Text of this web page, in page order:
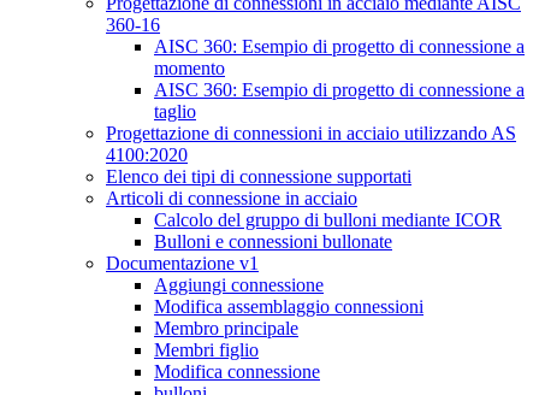
360-16
AISC 360: Esempio di progetto di connessione a
momento
AISC 360: Esempio di progetto di connessione a
taglio
Progettazione di connessioni in acciaio utilizzando AS
4100:2020
Elenco dei tipi di connessione supportati
Articoli di connessione in acciaio
Calcolo del gruppo di bulloni mediante ICOR
Bulloni e connessioni bullonate
Documentazione v1
Aggiungi connessione
Modifica assemblaggio connessioni
Membro principale
Membri figlio
Modifica connessione